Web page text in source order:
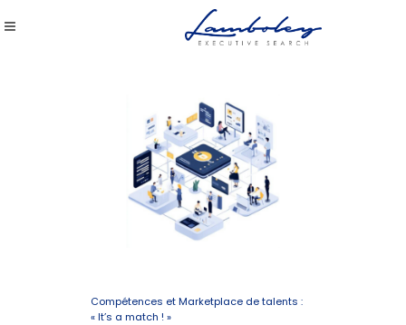
Compétences et Marketplace de talents :
« It’s a match ! »